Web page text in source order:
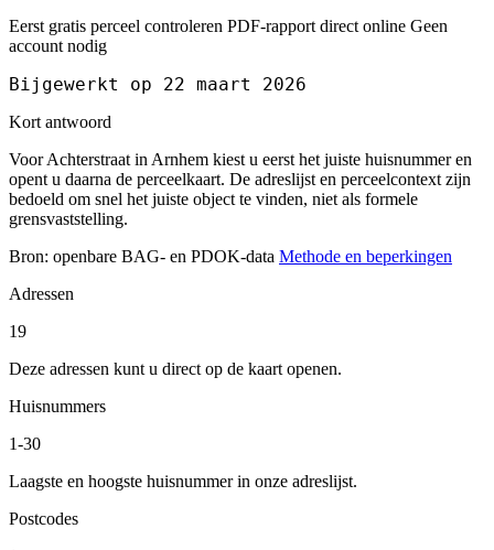
Eerst gratis perceel controleren PDF-rapport direct online Geen
account nodig
Bijgewerkt op 22 maart 2026
Kort antwoord
Voor Achterstraat in Arnhem kiest u eerst het juiste huisnummer en
opent u daarna de perceelkaart. De adreslijst en perceelcontext zijn
bedoeld om snel het juiste object te vinden, niet als formele
grensvaststelling.
Bron: openbare BAG- en PDOK-data Methode en beperkingen
Adressen
19
Deze adressen kunt u direct op de kaart openen.
Huisnummers
1-30
Laagste en hoogste huisnummer in onze adreslijst.
Postcodes